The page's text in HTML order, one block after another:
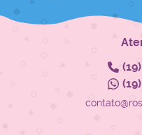
(19)
(19)